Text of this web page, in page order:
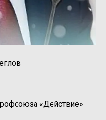
«Действие»